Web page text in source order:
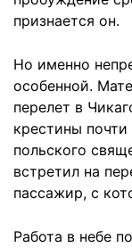
признается он.
Но именно
особенной.
перелет в
крестины
польского
встретил на
пассажир, с
Работа в небе